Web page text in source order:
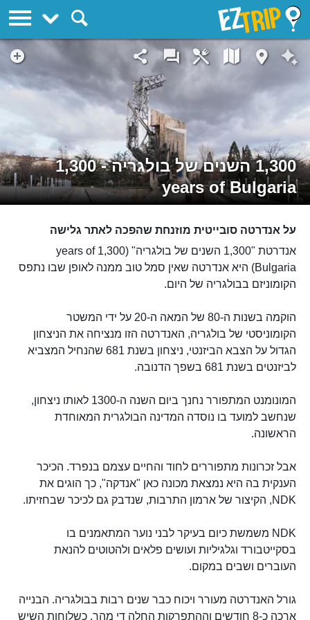
1,300 השנים של בולגריה - 1,300
years of Bulgaria
על אנדרטה סובייטית מוזנחת שהפכה לאתר גלישה
אנדרטת "1,300 השנים של בולגריה" (1,300 years of
Bulgaria) היא אנדרטה שאין סמל טוב ממנה לאופן שבו נתפס
הקומוניזם בבולגריה של היום.
הוקמה בשנות ה-80 של המאה ה-20 על ידי המשטר
הקומוניסטי של בולגריה, האנדרטה הזו מנציחה את הניצחון
הגדול על הצבא הביזנטי, ניצחון בשנת 681 שהנחיל המצביא
לביזנטים בשנת 681 בשפך הדנובה.
המונומנט המתפורר נחנך ביום השנה ה-1300 לאותו ניצחון,
שנחשב למועד בו נוסדה המדינה הבולגרית המאוחדת
הראשונה.
אבל זכרונות מתפוררים לחוד והחיים עצמם בנפרד. הכיכר
הענקית בה היא נמצאת מכונה כאן "אנדקה", כך הוגים את
NDK, הקיצור של ארמון התרבות, שנדבק גם לכיכר שבחזיתו.
NDK משמשת כיום בעיקר לבני נוער המתאמנים בו
בסקייטבורד וגלגיליות ועושים פלאים ולהטוטים להנאת
העוברים ושבים במקום.
גורל האנדרטה מעורר ויכוח כבר שנים רבות בבולגריה. הבנייה
ארכה כ-8 חודשים וההתפרקות החלה די מהר, כשלוחות השיש
EZTrip